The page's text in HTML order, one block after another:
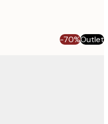
-70%Outlet